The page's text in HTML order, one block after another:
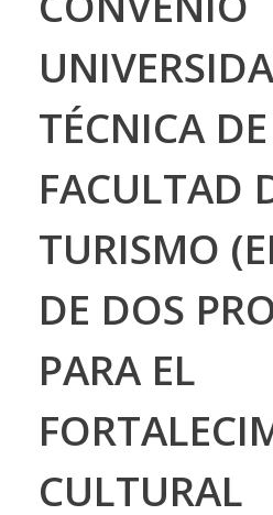
TÉCNICA
FACULTAD
TURISMO
DE DOS
PARA EL
CULTURAL